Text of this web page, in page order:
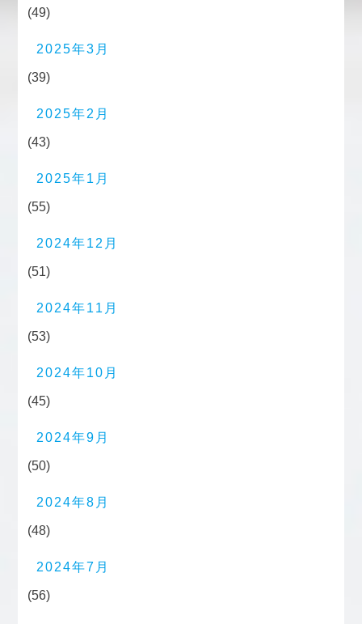
(49)
2025年3月
(39)
2025年2月
(43)
2025年1月
(55)
2024年12月
(51)
2024年11月
(53)
2024年10月
(45)
2024年9月
(50)
2024年8月
(48)
2024年7月
(56)